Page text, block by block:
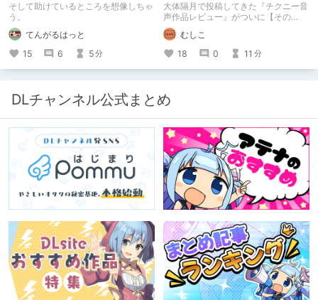
そして助けているところを想像しちゃ
う。
てんがるはっと
15
6 5分
大体隔月で投稿してきた『チクニー音
声作品レビュー』がついに【その
50】を迎えました！ 約7年半チクニー
し続け、おシコり報告をしてきただけ
ですけど記念は記念。 皆様への感謝
を伝えたり、これまでの投稿を振り返
ります。
むしこ
18
0 11 分
DLチャンネル公式まとめ